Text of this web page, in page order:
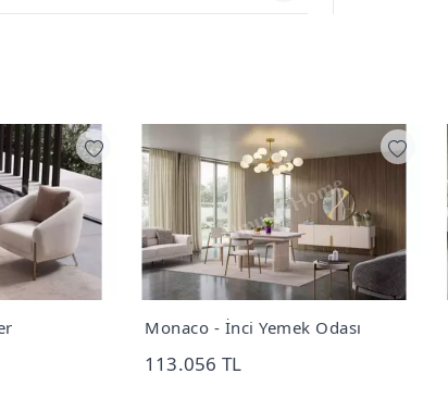
Monaco - İnci Yemek Odası
113.056 TL